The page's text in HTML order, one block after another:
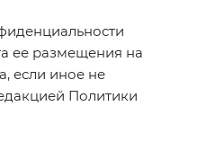
ее размещения на
если иное не
Политики